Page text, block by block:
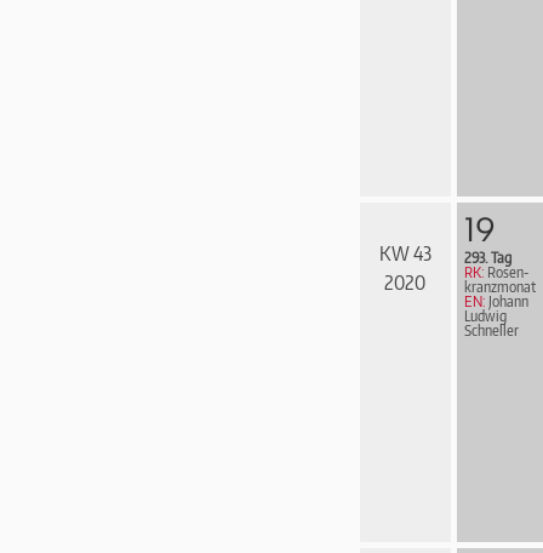
KW 43
2020
19
293. Tag
RK: Rosen­
kranz­mo­nat
EN: Johann
Ludwig
Schneller